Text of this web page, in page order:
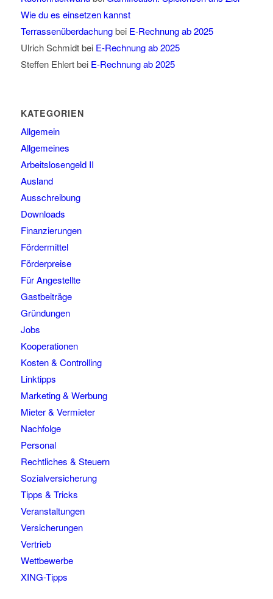
Wie du es einsetzen kannst
Terrassenüberdachungbei E-Rechnung ab 2025
Ulrich Schmidtbei E-Rechnung ab 2025
Steffen Ehlertbei E-Rechnung ab 2025
KATEGORIEN
Allgemein
Allgemeines
Arbeitslosengeld II
Ausland
Ausschreibung
Downloads
Finanzierungen
Fördermittel
Förderpreise
Für Angestellte
Gastbeiträge
Gründungen
Jobs
Kooperationen
Kosten & Controlling
Linktipps
Marketing & Werbung
Mieter & Vermieter
Nachfolge
Personal
Rechtliches & Steuern
Sozialversicherung
Tipps & Tricks
Veranstaltungen
Versicherungen
Vertrieb
Wettbewerbe
XING-Tipps